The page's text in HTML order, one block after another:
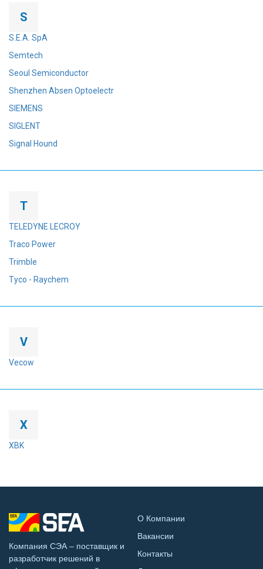
S
S.E.A. SpA
Semtech
Seoul Semiconductor
Shenzhen Absen Optoelectr
SIEMENS
SIGLENT
Signal Hound
T
TELEDYNE LECROY
Traco Power
Trimble
Tyco - Raychem
V
Vecow
X
XBK
Компания СЭА – поставщик и
разработчик решений в
О Компании
Вакансии
Контакты